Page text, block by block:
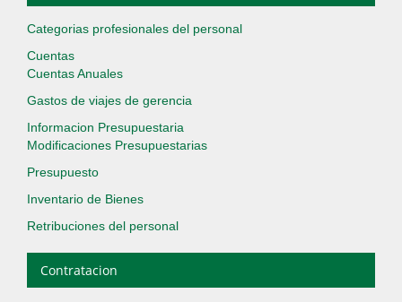
Categorias profesionales del personal
Cuentas
Cuentas Anuales
Gastos de viajes de gerencia
Informacion Presupuestaria
Modificaciones Presupuestarias
Presupuesto
Inventario de Bienes
Retribuciones del personal
Contratacion